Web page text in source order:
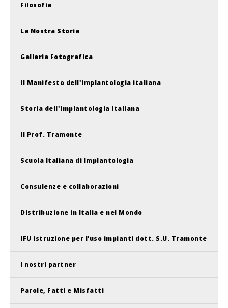
Filosofia
La Nostra Storia
Galleria Fotografica
Il Manifesto dell'implantologia italiana
Storia dell'Implantologia Italiana
Il Prof. Tramonte
Scuola Italiana di Implantologia
Consulenze e collaborazioni
Distribuzione in Italia e nel Mondo
IFU istruzione per l’uso impianti dott. S.U. Tramonte
I nostri partner
Parole, Fatti e Misfatti